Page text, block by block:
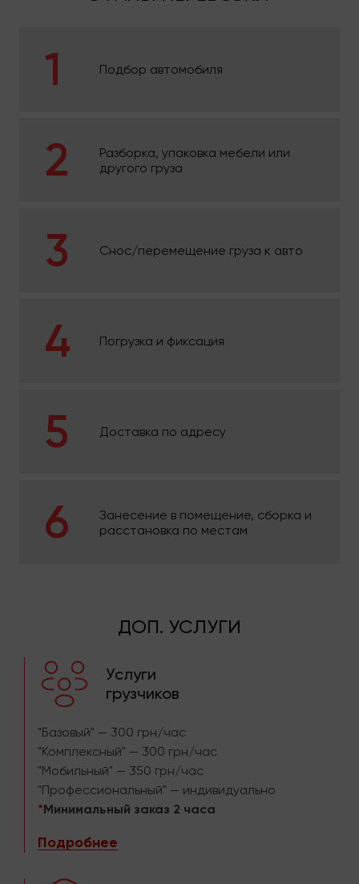
Подбор автомобиля
Разборка, упаковка мебели или
другого груза
Снос/перемещение груза к авто
Погрузка и фиксация
Доставка по адресу
Занесение в помещение, сборка и
расстановка по местам
ДОП. УСЛУГИ
Услуги
грузчиков
"Базовый" — 300 грн/час
"Комплексный" — 300 грн/час
"Мобильный" — 350 грн/час
"Профессиональный" — индивидуально
*Минимальный заказ 2 часа
Подробнее